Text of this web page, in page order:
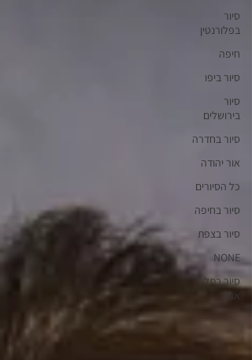
סיור
בפלורנטין
חיפה
סיור ביפו
סיור
בירושלים
סיור בחדרה
אור יהודה
כל הסיורים
סיור בחיפה
סיור בצפת
NONE
סיור בתל
אביב